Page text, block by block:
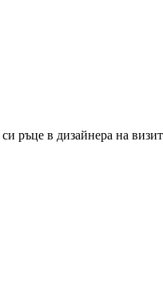
ръце в дизайнера на